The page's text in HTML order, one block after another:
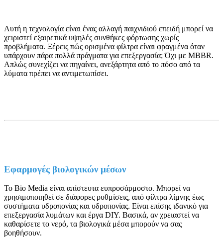
Αυτή η τεχνολογία είναι ένας αλλαγή παιχνιδιού επειδή μπορεί να
χειριστεί εξαιρετικά υψηλές συνθήκες φόρτωσης χωρίς
προβλήματα. Ξέρεις πώς ορισμένα φίλτρα είναι φραγμένα όταν
υπάρχουν πάρα πολλά πράγματα για επεξεργασία; Όχι με MBBR.
Απλώς συνεχίζει να πηγαίνει, ανεξάρτητα από το πόσο από τα
λύματα πρέπει να αντιμετωπίσει.
Εφαρμογές βιολογικών μέσων
Το Bio Media είναι απίστευτα ευπροσάρμοστο. Μπορεί να
χρησιμοποιηθεί σε διάφορες ρυθμίσεις, από φίλτρα λίμνης έως
συστήματα υδροπονίας και υδροπονίας. Είναι επίσης ιδανικό για
επεξεργασία λυμάτων και έργα DIY. Βασικά, αν χρειαστεί να
καθαρίσετε το νερό, τα βιολογικά μέσα μπορούν να σας
βοηθήσουν.